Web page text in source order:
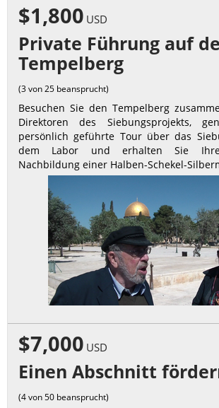
$1,800 USD
Private Führung auf
Tempelberg
(3 von 25 beansprucht)
Besuchen Sie den Tempelberg
Direktoren des Siebungsprojekts,
persönlich geführte Tour über das
dem Labor und erhalten Sie Ihre
Nachbildung einer Halben-Schekel-
$7,000 USD
Einen Abschnitt
(4 von 50 beansprucht)